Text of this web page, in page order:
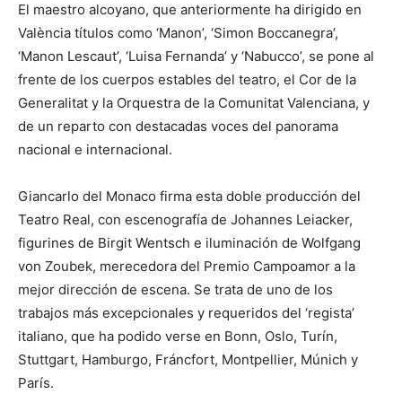
El maestro alcoyano, que anteriormente ha dirigido en
València títulos como ‘Manon’, ‘Simon Boccanegra’,
‘Manon Lescaut’, ‘Luisa Fernanda’ y ‘Nabucco’, se pone al
frente de los cuerpos estables del teatro, el Cor de la
Generalitat y la Orquestra de la Comunitat Valenciana, y
de un reparto con destacadas voces del panorama
nacional e internacional.
Giancarlo del Monaco firma esta doble producción del
Teatro Real, con escenografía de Johannes Leiacker,
figurines de Birgit Wentsch e iluminación de Wolfgang
von Zoubek, merecedora del Premio Campoamor a la
mejor dirección de escena. Se trata de uno de los
trabajos más excepcionales y requeridos del ‘regista’
italiano, que ha podido verse en Bonn, Oslo, Turín,
Stuttgart, Hamburgo, Fráncfort, Montpellier, Múnich y
París.